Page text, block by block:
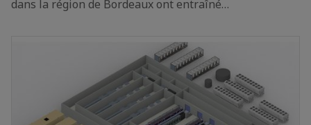
dans la région de Bordeaux ont entraîné…